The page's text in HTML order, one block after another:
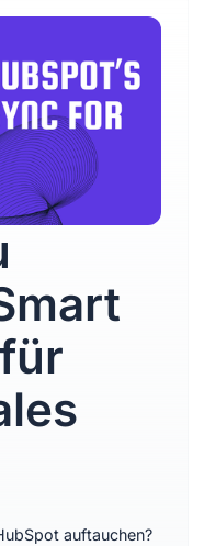
auftauchen?